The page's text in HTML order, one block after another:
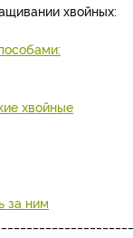
хвойных:
хвойные
за ним